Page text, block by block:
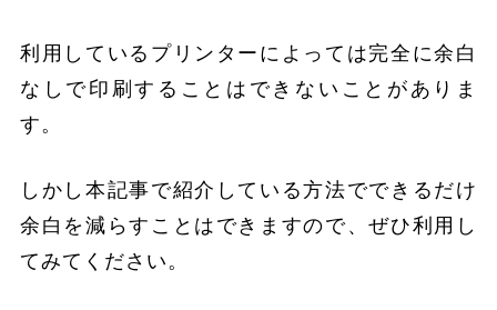
利用しているプリンターによっては完全に余白
なしで印刷することはできないことがありま
す。
しかし本記事で紹介している方法でできるだけ
余白を減らすことはできますので、ぜひ利用し
てみてください。